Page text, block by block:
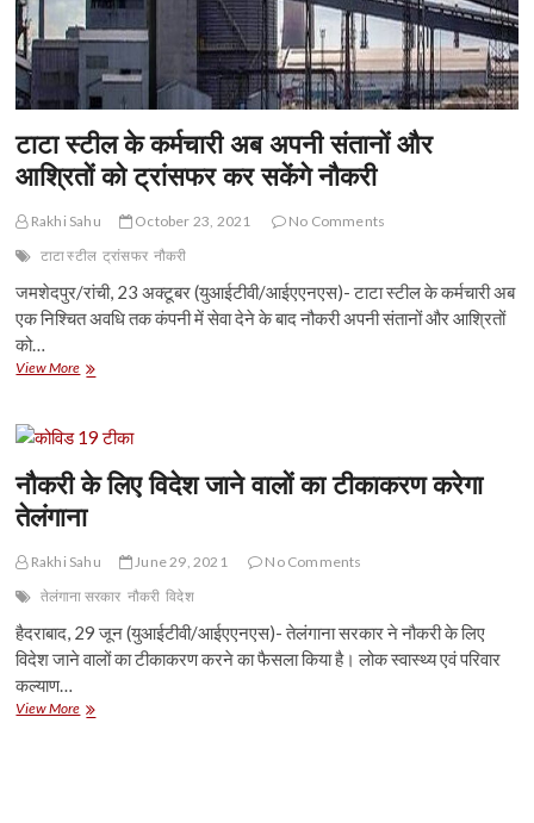
टाटा स्टील के कर्मचारी अब अपनी संतानों और
आश्रितों को ट्रांसफर कर सकेंगे नौकरी
Rakhi Sahu October 23, 2021
No Comments
टाटा स्टील ट्रांसफर नौकरी
जमशेदपुर/रांची, 23 अक्टूबर (युआईटीवी/आईएएनएस)- टाटा स्टील के कर्मचारी अब
एक निश्चित अवधि तक कंपनी में सेवा देने के बाद नौकरी अपनी संतानों और आश्रितों
को…
View Moreटाटा
कर्मचारी
अपनी
संतानों
और
को
कर
सकेंगे
नौकरी
नौकरी के लिए विदेश जाने वालों का टीकाकरण करेगा
तेलंगाना
Rakhi Sahu June 29, 2021
No Comments
तेलंगाना सरकार नौकरी विदेश
हैदराबाद, 29 जून (युआईटीवी/आईएएनएस)- तेलंगाना सरकार ने नौकरी के लिए
विदेश जाने वालों का टीकाकरण करने का फैसला किया है। लोक स्वास्थ्य एवं परिवार
कल्याण…
View Moreनौकरी